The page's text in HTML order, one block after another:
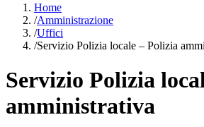
Home
/Amministrazione
/Uffici
/Servizio Polizia locale – Polizia
Servizio Polizia
amministrativa